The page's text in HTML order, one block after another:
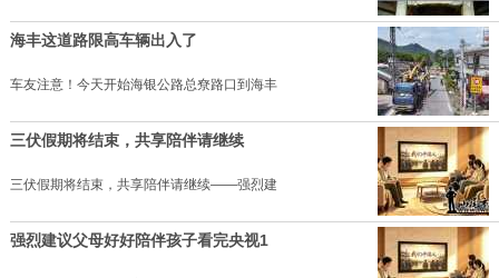
海丰这道路限高车辆出入了
车友注意！今天开始海银公路总尞路口到海丰
三伏假期将结束，共享陪伴请继续
三伏假期将结束，共享陪伴请继续——强烈建
强烈建议父母好好陪伴孩子看完央视1